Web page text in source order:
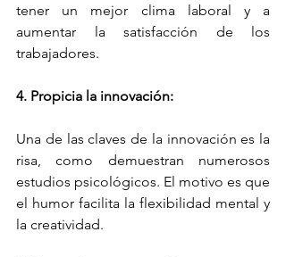
tener un mejor clima laboral y a
aumentar la satisfacción de los
trabajadores.
4. Propicia la innovación:
Una de las claves de la innovación es la
risa, como demuestran numerosos
estudios psicológicos. El motivo es que
el humor facilita la flexibilidad mental y
la creatividad.